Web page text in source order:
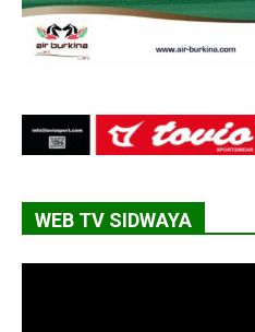
WEB TV SIDWAYA